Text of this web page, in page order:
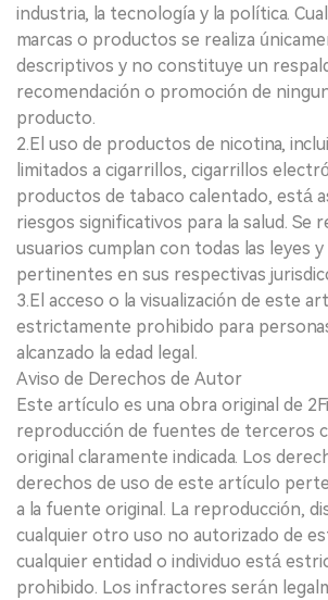
industria, la tecnología y la política.
marcas o productos se realiza
descriptivos y no constituye un
recomendación o promoción de
producto.
2.El uso de productos de nicotina,
limitados a cigarrillos, cigarrillos
productos de tabaco calentado, está
riesgos significativos para la salud. Se
usuarios cumplan con todas las leyes
pertinentes en sus respectivas
3.El acceso o la visualización de este
estrictamente prohibido para
alcanzado la edad legal.
Aviso de Derechos de Autor
Este artículo es una obra original de
reproducción de fuentes de terceros
original claramente indicada. Los
derechos de uso de este artículo
a la fuente original. La reproducción,
cualquier otro uso no autorizado de
cualquier entidad o individuo está
prohibido. Los infractores serán